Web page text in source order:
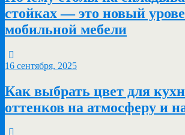
стойках — это новый
мобильной мебели
16 сентября, 2025
Как выбрать цвет для
оттенков на атмосферу и